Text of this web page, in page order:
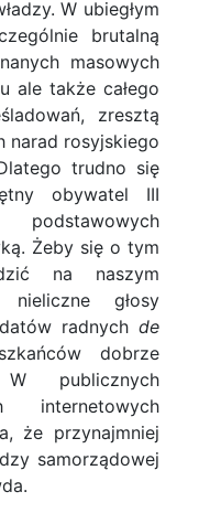
W ubiegłym
brutalną
masowych
ale także całego
zresztą
narad rosyjskiego
trudno się
obywatel III
Żeby się o tym
na naszym
głosy
radnych de
dobrze
W publicznych
że przynajmniej
samorządowej